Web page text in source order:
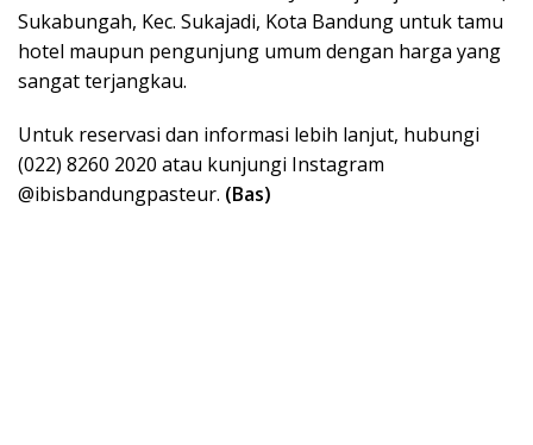
Sukabungah, Kec. Sukajadi, Kota Bandung untuk tamu
hotel maupun pengunjung umum dengan harga yang
sangat terjangkau.
Untuk reservasi dan informasi lebih lanjut, hubungi
(022) 8260 2020 atau kunjungi Instagram
@ibisbandungpasteur. (Bas)